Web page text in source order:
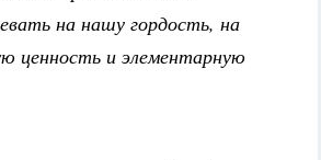
на нашу гордость, на
ценность и элементарную